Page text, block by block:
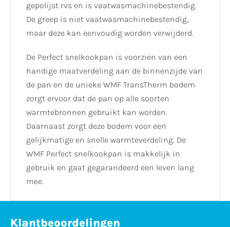
gepolijst rvs en is vaatwasmachinebestendig.
De greep is niet vaatwasmachinebestendig,
maar deze kan eenvoudig worden verwijderd.
De Perfect snelkookpan is voorzien van een
handige maatverdeling aan de binnenzijde van
de pan en de unieke WMF TransTherm bodem
zorgt ervoor dat de pan op alle soorten
warmtebronnen gebruikt kan worden.
Daarnaast zorgt deze bodem voor een
gelijkmatige en snelle warmteverdeling. De
WMF Perfect snelkookpan is makkelijk in
gebruik en gaat gegarandeerd een leven lang
mee.
Klantbeoordelingen